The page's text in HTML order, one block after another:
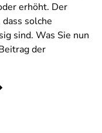
erhöht. Der
solche
sind. Was Sie nun
der